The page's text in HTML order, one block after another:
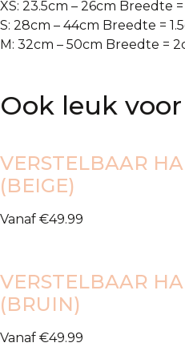
XS: 23.5cm – 26cm Breedte =
S: 28cm – 44cm Breedte =
M: 32cm – 50cm Breedte =
Ook leuk
VERSTELBAAR
(BEIGE)
Vanaf €49.99
VERSTELBAAR
(BRUIN)
Vanaf €49.99